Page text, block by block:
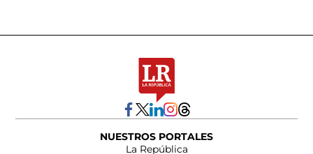
NUESTROS PORTALES
La República